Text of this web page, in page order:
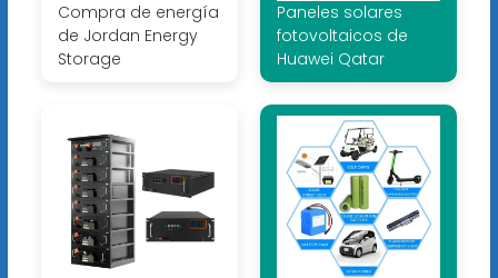
Compra de energía
de Jordan Energy
Storage
Paneles solares
fotovoltaicos de
Huawei Qatar